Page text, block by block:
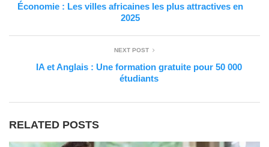
Économie : Les villes africaines les plus attractives en
2025
NEXT POST
IA et Anglais : Une formation gratuite pour 50 000
étudiants
RELATED POSTS